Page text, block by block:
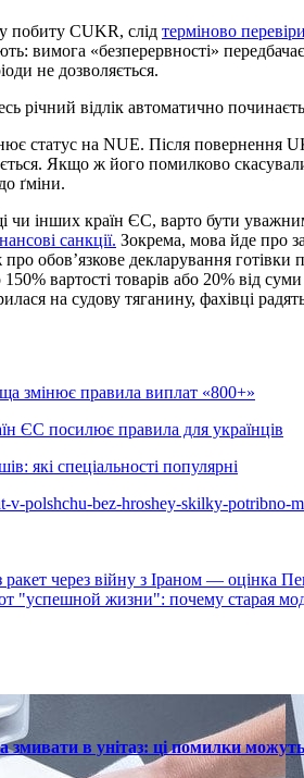
побиту CUKR, слід терміново
вимога «безперервності»
не дозволяється.
річний відлік автоматично
статус на NUE. Після повернення
Якщо ж його помилково
ґміни.
чи інших країн ЄС, варто бути
санкції. Зокрема, мова йде про
обов’язкове декларування
вартості товарів або 20% від
на судову тяганину, фахівці
змінює правила виплат «800+»
ЄС посилює правила для українців
які спеціальності популярні
v-polshchu-bez-hroshey-skilky-potribno-
через війну з Іраном — оцінка
"успешной жизни": почему старая
в унітаз: ці помилки